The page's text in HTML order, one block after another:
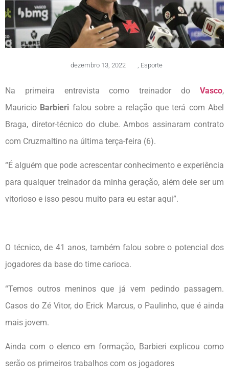
dezembro 13, 2022 Esporte
Na primeira entrevista como treinador do Vasco,
Mauricio Barbieri falou sobre a relação que terá com Abel
Braga, diretor-técnico do clube. Ambos assinaram contrato
com Cruzmaltino na última terça-feira (6).
“É alguém que pode acrescentar conhecimento e experiência
para qualquer treinador da minha geração, além dele ser um
vitorioso e isso pesou muito para eu estar aqui”.
O técnico, de 41 anos, também falou sobre o potencial dos
jogadores da base do time carioca.
“Temos outros meninos que já vem pedindo passagem.
Casos do Zé Vitor, do Erick Marcus, o Paulinho, que é ainda
mais jovem.
Ainda com o elenco em formação, Barbieri explicou como
serão os primeiros trabalhos com os jogadores